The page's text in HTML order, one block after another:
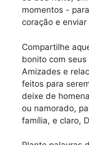
momentos -
coração e
Compartilhe
bonito com
Amizades e
feitos para
deixe de
ou namorado,
família, e claro,